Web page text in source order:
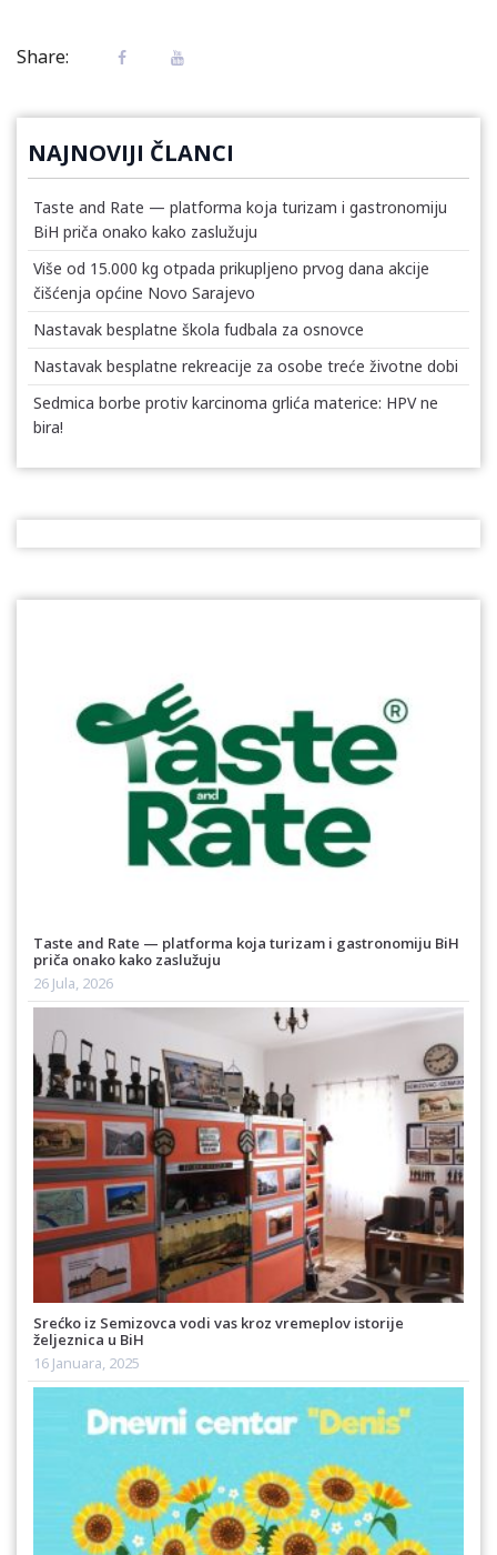
Share:
NAJNOVIJI ČLANCI
Taste and Rate — platforma koja turizam i gastronomiju
BiH priča onako kako zaslužuju
Više od 15.000 kg otpada prikupljeno prvog dana akcije
čišćenja općine Novo Sarajevo
Nastavak besplatne škola fudbala za osnovce
Nastavak besplatne rekreacije za osobe treće životne dobi
Sedmica borbe protiv karcinoma grlića materice: HPV ne
bira!
Taste and Rate — platforma koja turizam i gastronomiju BiH
priča onako kako zaslužuju
26 Jula, 2026
Srećko iz Semizovca vodi vas kroz vremeplov istorije
željeznica u BiH
16 Januara, 2025